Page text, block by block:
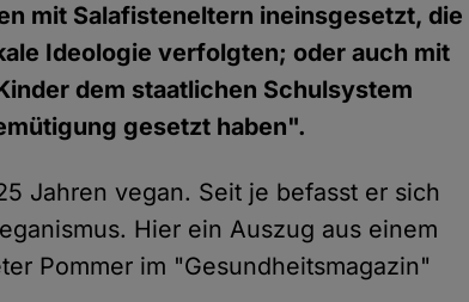
mit Salafisteneltern ineinsgesetzt, die
Ideologie verfolgten; oder auch mit
dem staatlichen Schulsystem
gesetzt haben".
Jahren vegan. Seit je befasst er sich
Hier ein Auszug aus einem
Pommer im "Gesundheitsmagazin"